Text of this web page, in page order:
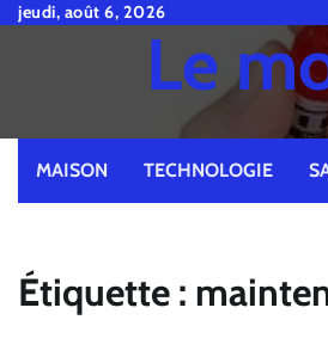
Skipjeudi, août 6, 2026
Le
MAISON TECHNOLOGIE
Étiquette :